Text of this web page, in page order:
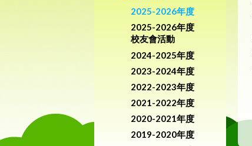
2025-2026年度
2025-2026年度
校友會活動
2024-2025年度
2023-2024年度
2022-2023年度
2021-2022年度
2020-2021年度
2019-2020年度